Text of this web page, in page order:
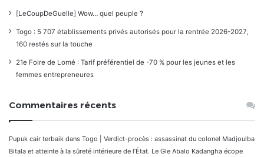
[LeCoupDeGuelle] Wow… quel peuple ?
Togo : 5 707 établissements privés autorisés pour la rentrée 2026-2027,
160 restés sur la touche
21e Foire de Lomé : Tarif préférentiel de -70 % pour les jeunes et les
femmes entrepreneures
Commentaires récents
Pupuk cair terbaik dans Togo | Verdict-procès : assassinat du colonel Madjoulba
Bitala et atteinte à la sûreté intérieure de l’État. Le Gle Abalo Kadangha écope